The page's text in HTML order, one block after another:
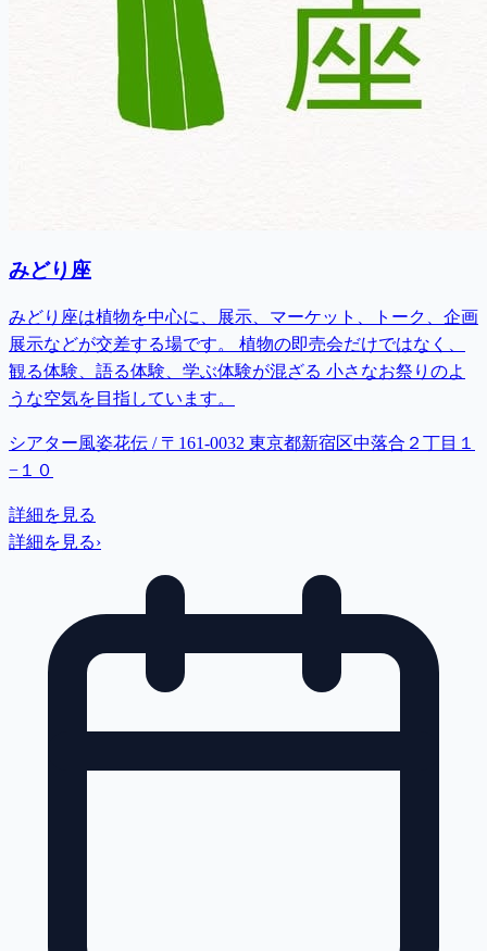
みどり座
みどり座は植物を中心に、展示、マーケット、トーク、企画
展示などが交差する場です。 植物の即売会だけではなく、
観る体験、語る体験、学ぶ体験が混ざる 小さなお祭りのよ
うな空気を目指しています。
シアター風姿花伝 / 〒161-0032 東京都新宿区中落合２丁目１
−１０
詳細を見る
詳細を見る›